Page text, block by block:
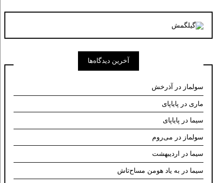
آخرین دیدگاه‌ها
سولماز در آذرخش
ماری در پایاپای
سیما در پایاپای
سولماز در می‌روم
سیما در اردیبهشت
سیما در به یاد هومن مساح‌تاش